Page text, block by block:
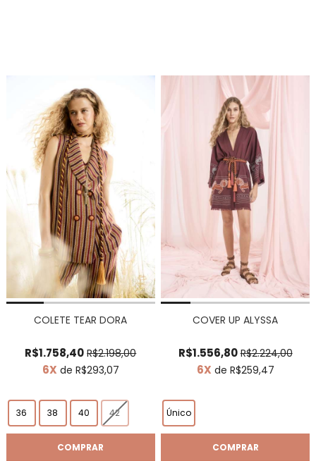
COLETE TEAR DORA
R$1.758,40 R$2.198,00
6X de R$293,07
36 38 40 42
COMPRAR
COVER UP ALYSSA
R$1.556,80 R$2.224,00
6X de R$259,47
Único
COMPRAR